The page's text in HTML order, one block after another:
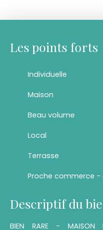
Les points forts
Individuelle
Maison
Beau volume
Local
Terrasse
Proche commerce -
Descriptif du
BIEN RARE - MAISON